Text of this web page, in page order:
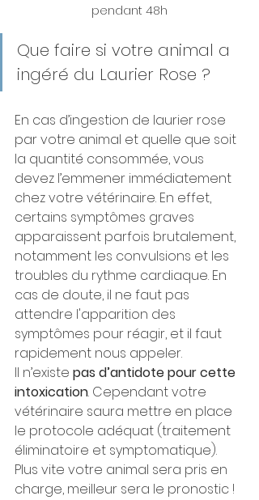
pendant 48h
Que faire si votre animal a
ingéré du Laurier Rose ?
En cas d’ingestion de laurier rose
par votre animal et quelle que soit
la quantité consommée, vous
devez l’emmener immédiatement
chez votre vétérinaire. En effet,
certains symptômes graves
apparaissent parfois brutalement,
notamment les convulsions et les
troubles du rythme cardiaque. En
cas de doute, il ne faut pas
attendre l'apparition des
symptômes pour réagir, et il faut
rapidement nous appeler.
Il n’existe pas d’antidote pour cette
intoxication. Cependant votre
vétérinaire saura mettre en place
le protocole adéquat (traitement
éliminatoire et symptomatique).
Plus vite votre animal sera pris en
charge, meilleur sera le pronostic !